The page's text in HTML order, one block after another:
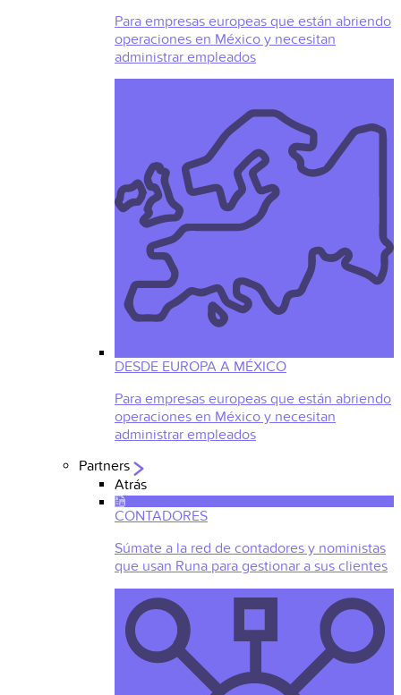
Para empresas europeas que están abriendo
operaciones en México y necesitan
administrar empleados
DESDE EUROPA A MÉXICO
Para empresas europeas que están abriendo
operaciones en México y necesitan
administrar empleados
Partners
Atrás
CONTADORES
Súmate a la red de contadores y noministas
que usan Runa para gestionar a sus clientes